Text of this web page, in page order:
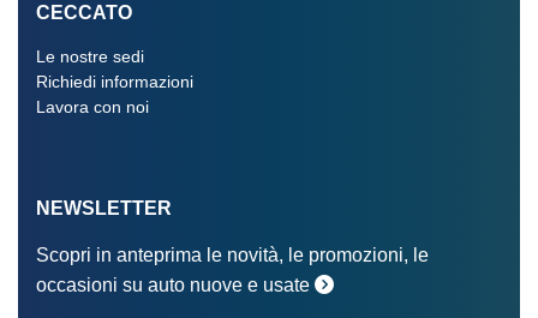
CECCATO
Le nostre sedi
Richiedi informazioni
Lavora con noi
NEWSLETTER
Scopri in anteprima le novità, le promozioni, le
occasioni su auto nuove e usate